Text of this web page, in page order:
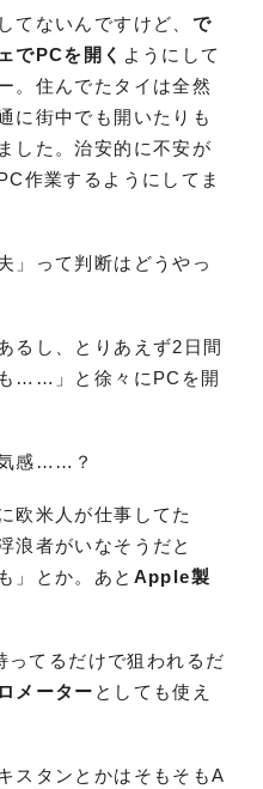
てないんですけど、 で
でPCを開く ようにして
。住んでたタイは全然
に街中でも開いたりも
した。治安的に不安が
作業するようにしてま
」って判断はどうやっ
るし、とりあえず2日間
……」と徐々にPCを開
感……？
欧米人が仕事してた
浪者がいなそうだと
」とか。あと Apple製
ってるだけで狙われるだ
メーター としても使え
スタンとかはそもそもA